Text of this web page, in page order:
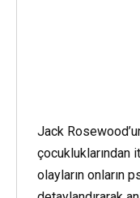
Jack
çocukluklarından
olayların onların